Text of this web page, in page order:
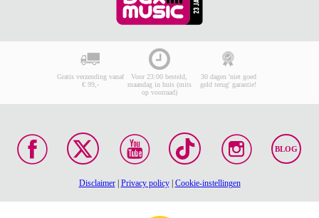
Gratis verzending vanaf
€ 99,-
Voor 23:00 besteld,
maandag in huis (mits
op voorraad)
30 dagen 'niet goed
geld terug' garantie!
BLOG
Disclaimer| Privacy policy| Cookie-instellingen